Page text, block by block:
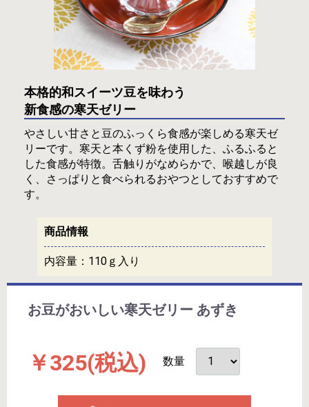
本格的和スイーツ豆を味わう
新食感の寒天ゼリー
やさしい甘さと豆のふっくら食感が楽しめる寒天ゼ
リーです。寒天と本くず粉を使用した、ふるふると
した食感が特徴。舌触りがなめらかで、喉越しが良
く、さっぱりと食べられるおやつとしておすすめで
す。
商品情報
内容量： 110ｇ入り
お豆がおいしい寒天ゼリー あずき
￥325(税込) 数量